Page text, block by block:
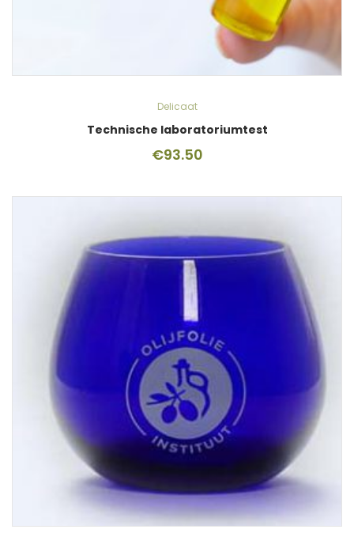
Delicaat
Technische laboratoriumtest
€93.50